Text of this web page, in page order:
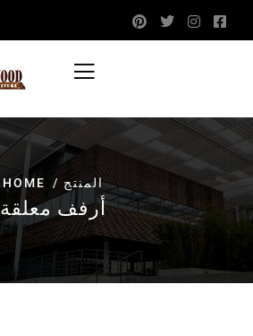
HOME المنتج
أرفف معلقة